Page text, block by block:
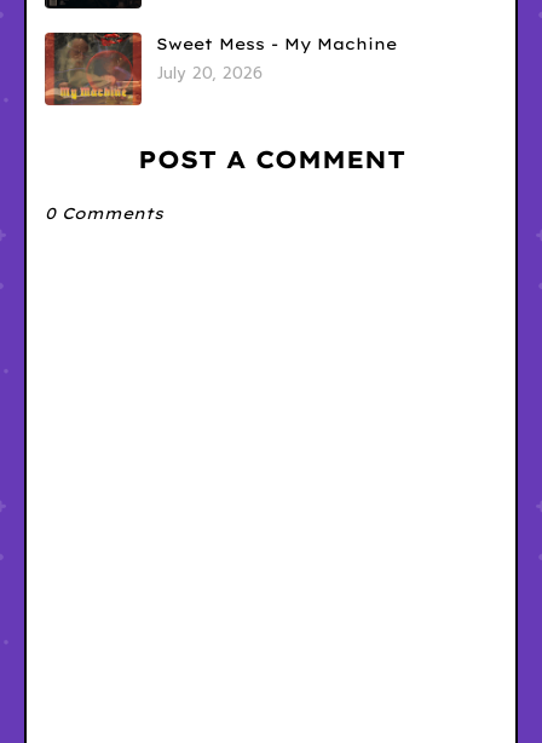
Sweet Mess - My Machine
July 20, 2026
POST A COMMENT
0 Comments